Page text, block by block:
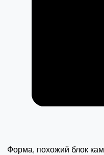
Форма, похожий блок